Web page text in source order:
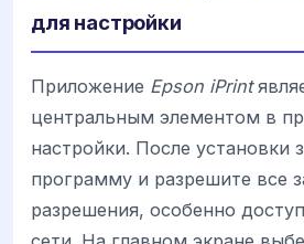
для настройки
Приложение Epson iPrint
центральным элементом в
настройки. После установки
программу и разрешите все
разрешения, особенно